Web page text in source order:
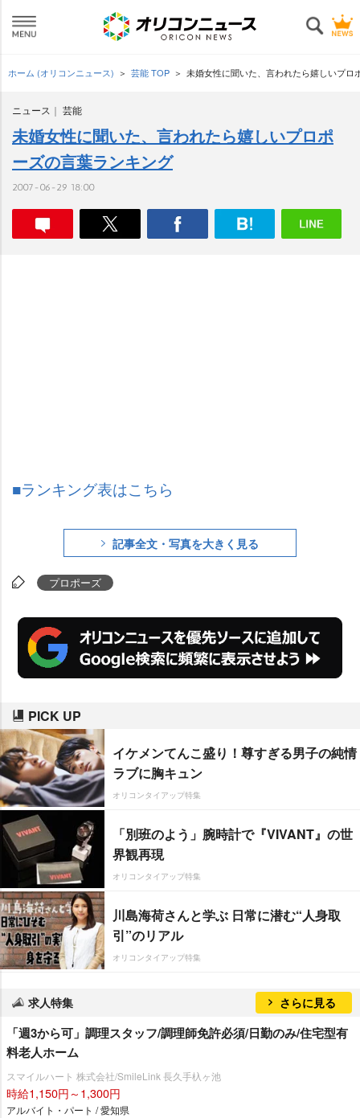
ホーム (オリコンニュース) 芸能 TOP 未婚女性に聞いた、言われたら嬉しいプロ
ニュース 芸能
未婚女性に聞いた、言われたら嬉しいプロポ
ーズの言葉ランキング
2007-06-29 18:00
■ランキング表はこちら
記事全文・写真を大きく見る
プロポーズ
PICK UP
イケメンてんこ盛り！尊すぎる男子の純情
ラブに胸キュン
オリコンタイアップ特集
「別班のよう」腕時計で『VIVANT』の世
界観再現
オリコンタイアップ特集
川島海荷さんと学ぶ 日常に潜む“人身取
引”のリアル
オリコンタイアップ特集
求人特集 さらに見る
「週3から可」調理スタッフ/調理師免許必須/日勤のみ/住宅型有
料老人ホーム
スマイルハート 株式会社/SmileLink 長久手杁ヶ池
時給1,150円～1,300円
アルバイト・パート / 愛知県